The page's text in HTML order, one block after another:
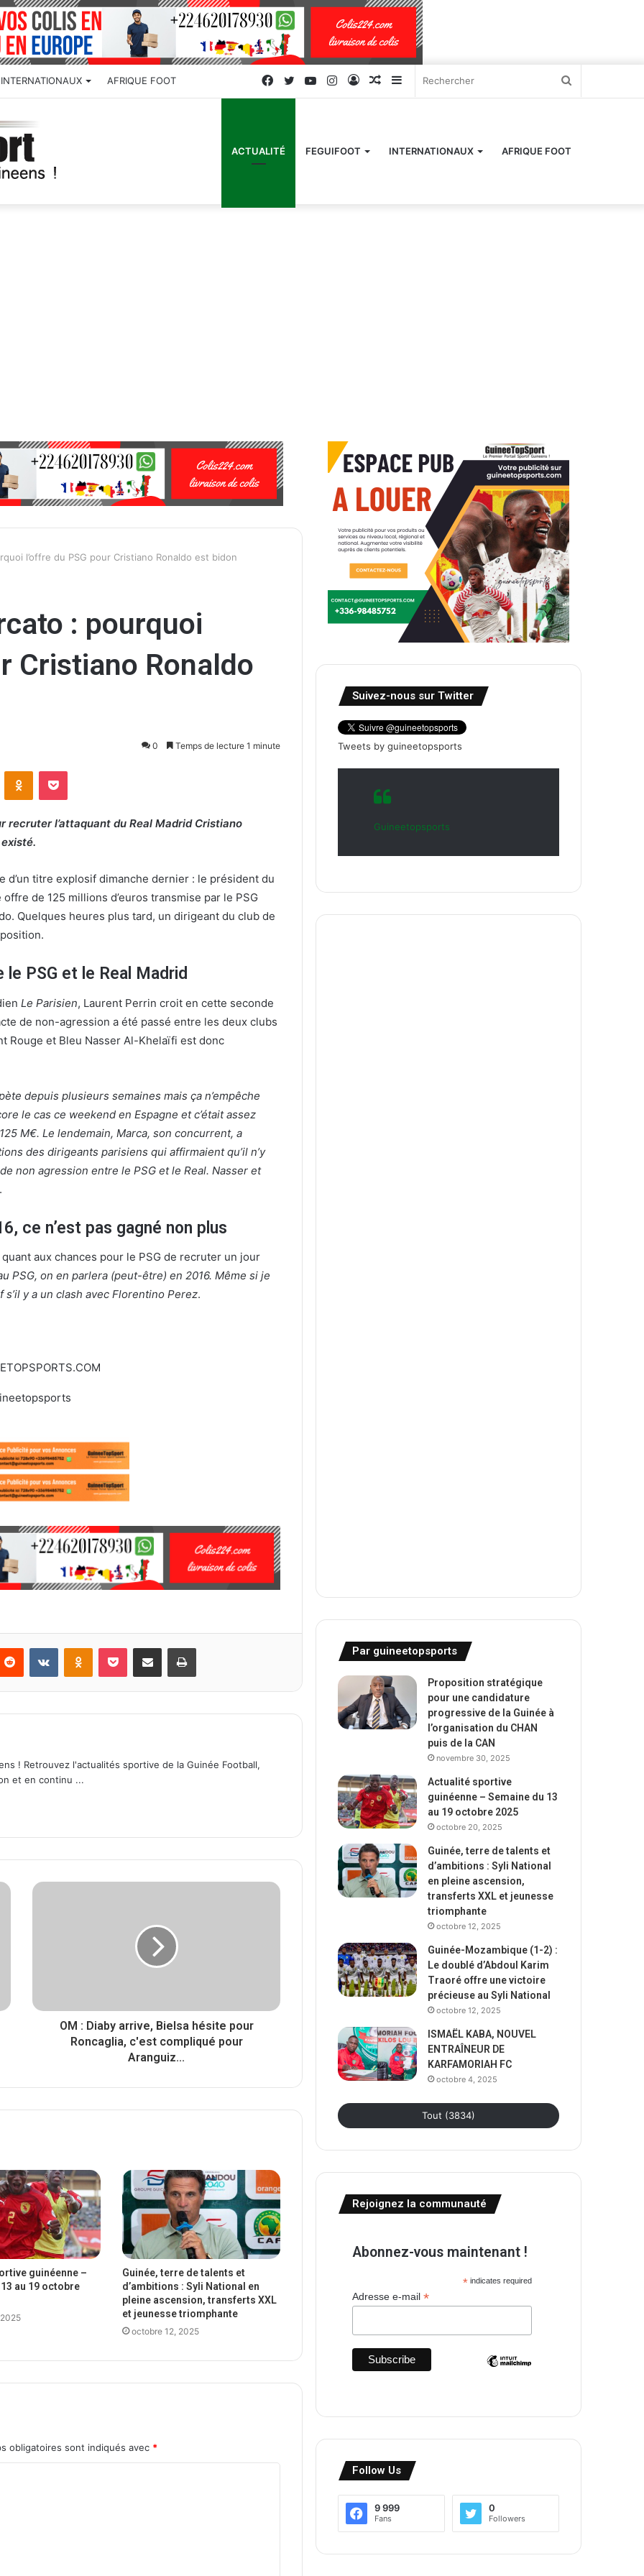
INTERNATIONAUX AFRIQUE FOOT Sidebar
latérale)
Article
Connexion
Instagram
YouTube
Twitter
Facebook
ACTUALITÉ FEGUIFOOT INTERNATIONAUX AFRIQUE FOOT
l’offre du PSG pour Cristiano Ronaldo est bidon
: pourquoi
Cristiano Ronaldo
0 Temps de lecture 1 minute
recruter l’attaquant du Real Madrid Cristiano
d’un titre explosif dimanche dernier : le président du
offre de 125 millions d’euros transmise par le PSG
Quelques heures plus tard, un dirigeant du club de
PSG et le Real Madrid
Le Parisien, Laurent Perrin croit en cette seconde
de non-agression a été passé entre les deux clubs
Rouge et Bleu Nasser Al-Khelaïfi est donc
depuis plusieurs semaines mais ça n’empêche
le cas ce weekend en Espagne et c’était assez
M€. Le lendemain, Marca, son concurrent, a
des dirigeants parisiens qui affirmaient qu’il n’y
non agression entre le PSG et le Real. Nasser et
.
ce n’est pas gagné non plus
aux chances pour le PSG de recruter un jour
PSG, on en parlera (peut-être) en 2016. Même si je
s’il y a un clash avec Florentino Perez.
! Retrouvez l'actualités sportive de la Guinée Football,
et en continu ...
OM : Diaby arrive, Bielsa hésite pour
Roncaglia, c'est compliqué pour
Aranguiz...
guinéenne –
au 19 octobre
Guinée, terre de talents et
d’ambitions : Syli National en
pleine ascension, transferts XXL
et jeunesse triomphante
octobre 12, 2025
obligatoires sont indiqués avec *
Suivez-nous sur Twitter
Tweets by guineetopsports
Guineetopsports
Par guineetopsports
Proposition stratégique
pour une candidature
progressive de la Guinée à
l’organisation du CHAN
puis de la CAN
novembre 30, 2025
Actualité sportive
guinéenne – Semaine du 13
au 19 octobre 2025
octobre 20, 2025
Guinée, terre de talents et
d’ambitions : Syli National
en pleine ascension,
transferts XXL et jeunesse
triomphante
octobre 12, 2025
Guinée-Mozambique (1-2) :
Le doublé d’Abdoul Karim
Traoré offre une victoire
précieuse au Syli National
octobre 12, 2025
ISMAËL KABA, NOUVEL
ENTRAÎNEUR DE
KARFAMORIAH FC
octobre 4, 2025
Tout (3834)
Rejoignez la communauté
Abonnez-vous maintenant !
*indicates required
Adresse e-mail*
Follow Us
9 999
Fans
0
Followers